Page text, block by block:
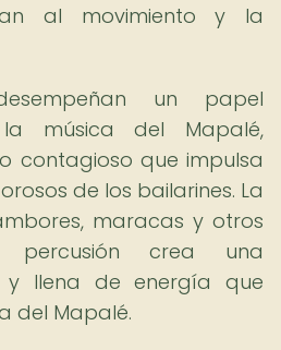
al movimiento y la
un papel
música del Mapalé,
contagioso que impulsa
de los bailarines. La
maracas y otros
percusión crea una
y llena de energía que
del Mapalé.